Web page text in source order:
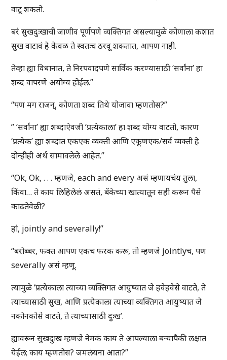
वाटू शकतो.
बरं सुखदुःखाची जाणीव पूर्णपणे व्यक्तिगत असल्यामुळे कोणाला कशात
सुख वाटावं हे केवळ ते स्वतःच ठरवू शकतात, आपण नाही.
तेव्हा ह्या विधानात, ते निरपवादपणे सार्विक करण्यासाठी ‘सर्वांना’ हा
शब्द वापरणे अयोग्य होईल.”
“पण मग राजन्, कोणता शब्द तिथे योजावा म्हणतोस?”
” ‘सर्वांना’ ह्या शब्दाऐवजी ‘प्रत्येकाला’ हा शब्द योग्य वाटतो, कारण
‘प्रत्येक’ ह्या शब्दात एकएक व्यक्ती आणि एकूणएक/सर्व व्यक्ती हे
दोन्हीही अर्थ सामावलेले आहेत.”
“Ok, Ok, . . . म्हणजे, each and every असं म्हणायचंय तुला,
किंवा… ते काय लिहिलेलं असतं, बँकेच्या खात्यातून सही करून पैसे
काढतेवेळी?
हां, jointly and severally!”
“बरोब्बर, फक्त आपण एकच फरक करू, तो म्हणजे jointlyच, पण
severally असं म्हणू.
त्यामुळे ‘प्रत्येकाला त्याच्या व्यक्तिगत आयुष्यात जे हवेहवेसे वाटते, ते
त्याच्यासाठी सुख, आणि प्रत्येकाला त्याच्या व्यक्तिगत आयुष्यात जे
नकोनकोसे वाटते, ते त्याच्यासाठी दुःख’.
ह्यावरून सुखदुःख म्हणजे नेमकं काय ते आपल्याला बऱ्यापैकी लक्षात
येईल; काय म्हणतोस? जमलंयना आता?”